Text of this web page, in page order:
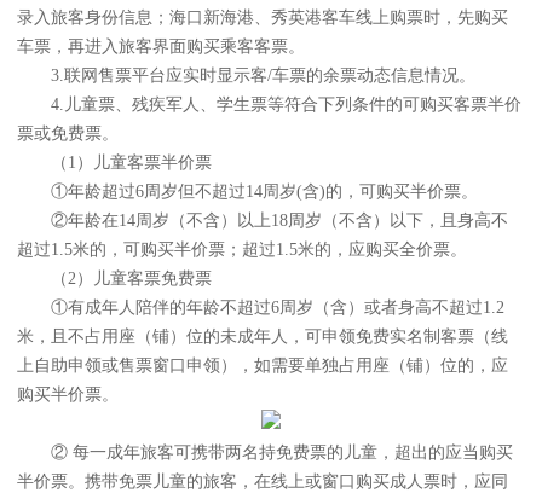
录入旅客身份信息；海口新海港、秀英港客车线上购票时，先购买
车票，再进入旅客界面购买乘客客票。
3.联网售票平台应实时显示客/车票的余票动态信息情况。
4.儿童票、残疾军人、学生票等符合下列条件的可购买客票半价
票或免费票。
（1）儿童客票半价票
①年龄超过6周岁但不超过14周岁(含)的，可购买半价票。
②年龄在14周岁（不含）以上18周岁（不含）以下，且身高不
超过1.5米的，可购买半价票；超过1.5米的，应购买全价票。
（2）儿童客票免费票
①有成年人陪伴的年龄不超过6周岁（含）或者身高不超过1.2
米，且不占用座（铺）位的未成年人，可申领免费实名制客票（线
上自助申领或售票窗口申领），如需要单独占用座（铺）位的，应
购买半价票。
② 每一成年旅客可携带两名持免费票的儿童，超出的应当购买
半价票。携带免票儿童的旅客，在线上或窗口购买成人票时，应同